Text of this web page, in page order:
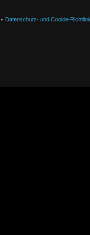
Datenschutz- und Cookie-